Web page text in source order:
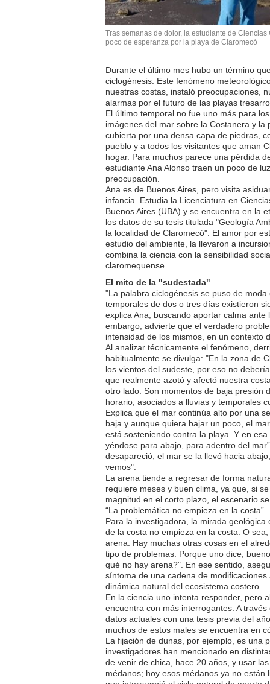
Tras semanas de dolor, la estudiante de
poco de esperanza por la playa de Claromecó
Durante el último mes hubo un término
ciclogénesis. Este fenómeno
nuestras costas, instaló preocupaciones,
alarmas por el futuro de las playas
El último temporal no fue uno más para
imágenes del mar sobre la Costanera y la
cubierta por una densa capa de piedras,
pueblo y a todos los visitantes que aman
hogar. Para muchos parece una pérdida
estudiante Ana Alonso traen un poco de
preocupación.
Ana es de Buenos Aires, pero visita
infancia. Estudia la Licenciatura en
Buenos Aires (UBA) y se encuentra en la
los datos de su tesis titulada "Geología
la localidad de Claromecó". El amor por
estudio del ambiente, la llevaron a
combina la ciencia con la sensibilidad
claromequense.
El mito de la "sudestada"
"La palabra ciclogénesis se puso de
temporales de dos o tres días existieron
explica Ana, buscando aportar calma ante
embargo, advierte que el verdadero
intensidad de los mismos, en un contexto
Al analizar técnicamente el fenómeno,
habitualmente se divulga: "En la zona de
los vientos del sudeste, por eso no
que realmente azotó y afectó nuestra
otro lado. Son momentos de baja presión
horario, asociados a lluvias y temporales
Explica que el mar continúa alto por una
baja y aunque quiera bajar un poco, el
está sosteniendo contra la playa. Y en
yéndose para abajo, para adentro del
desapareció, el mar se la llevó hacia
vemos".
La arena tiende a regresar de forma
requiere meses y buen clima, ya que, si
magnitud en el corto plazo, el escenario
“La problemática no empieza en la costa”
Para la investigadora, la mirada
de la costa no empieza en la costa. O
arena. Hay muchas otras cosas en el
tipo de problemas. Porque uno dice,
qué no hay arena?". En ese sentido,
síntoma de una cadena de
dinámica natural del ecosistema costero.
En la ciencia uno intenta responder, pero
encuentra con más interrogantes. A
datos actuales con una tesis previa del
muchos de estos males se encuentra en
La fijación de dunas, por ejemplo, es una
investigadores han mencionado en
de venir de chica, hace 20 años, y usar
médanos; hoy esos médanos ya no están